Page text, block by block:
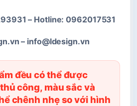
– Hotline: 0962017531
– info@ldesign.vn
đều có thể được
công, màu sắc và
chênh nhẹ so với hình